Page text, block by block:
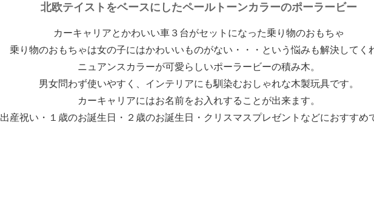
北欧テイストをベースにしたペールトーンカラーのポーラービー
カーキャリアとかわいい車３台がセットになった乗り物のおもちゃ
乗り物のおもちゃは女の子にはかわいいものがない・・・という悩みも解決してく
ニュアンスカラーが可愛らしいポーラービーの積み木。
男女問わず使いやすく、インテリアにも馴染むおしゃれな木製玩具です。
カーキャリアにはお名前をお入れすることが出来ます。
出産祝い・１歳のお誕生日・２歳のお誕生日・クリスマスプレゼントなどにおすすめ